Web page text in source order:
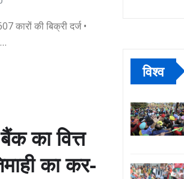
कारों की बिक्री दर्ज •
का वित्त
का कर-
विश्व